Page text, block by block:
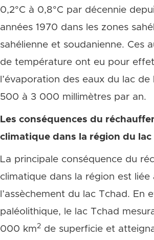
0,2°C à 0,8°C par décennie
années 1970 dans les zones
sahélienne et soudanienne. Ces
de température ont eu pour effet
l’évaporation des eaux du lac de
500 à 3 000 millimètres par an.
Les conséquences du
climatique dans la région du lac
La principale conséquence du
climatique dans la région est liée
l’assèchement du lac Tchad. En
paléolithique, le lac Tchad
000 km2 de superficie et